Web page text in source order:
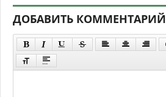
ДОБАВИТЬ КОММЕНТАРИЙ